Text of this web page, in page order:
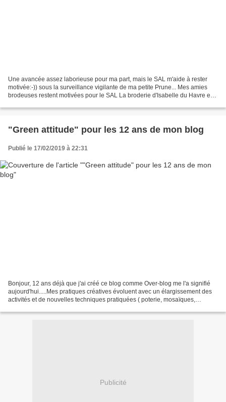
Une avancée assez laborieuse pour ma part, mais le SAL m'aide à rester
motivée:-)) sous la surveillance vigilante de ma petite Prune... Mes amies
brodeuses restent motivées pour le SAL La broderie d'Isabelle du Havre est
"Green attitude" pour les 12 ans de mon blog
Publié le 17/02/2019 à 22:31
Bonjour, 12 ans déjà que j'ai créé ce blog comme Over-blog me l'a signifié
aujourd'hui.....Mes pratiques créatives évoluent avec un élargissement des
activités et de nouvelles techniques pratiquées ( poterie, mosaïques,
Publicité